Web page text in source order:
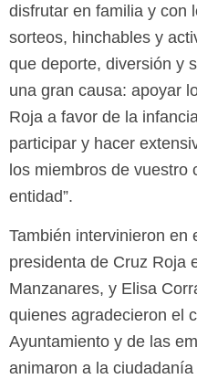
disfrutar en familia y con
sorteos, hinchables y
que deporte, diversión y
una gran causa: apoyar
Roja a favor de la
participar y hacer
los miembros de vuestro
entidad”.
También intervinieron en
presidenta de Cruz Roja
Manzanares, y Elisa
quienes agradecieron el
Ayuntamiento y de las
animaron a la